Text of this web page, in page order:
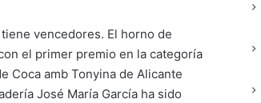
vencedores. El horno de
el primer premio en la categoría
Coca amb Tonyina de Alicante
José María García ha sido